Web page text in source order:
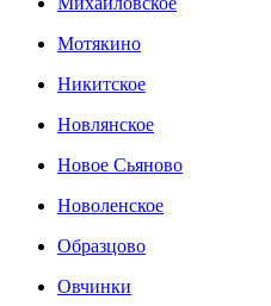
Мотякино
Никитское
Новлянское
Новое Сьяново
Новоленское
Образцово
Овчинки